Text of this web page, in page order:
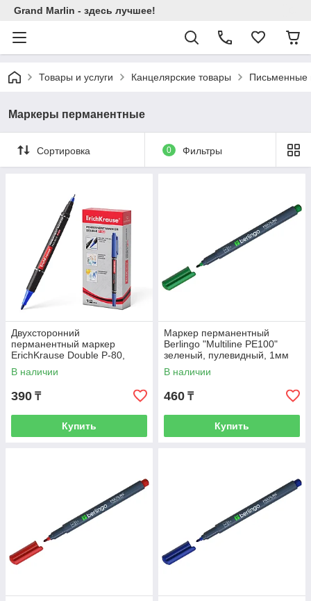
Grand Marlin - здесь лучшее!
Товары и услуги Канцелярские товары Письменные
Маркеры перманентные
Сортировка 0 Фильтры
Двухсторонний
перманентный маркер
ErichKrause Double P-80,
цвет чернил синий (в коробке
по 12 шт.)
В наличии
390 ₸
Купить
Маркер перманентный
Berlingo "Multiline PE100"
зеленый, пулевидный, 1мм
В наличии
460 ₸
Купить